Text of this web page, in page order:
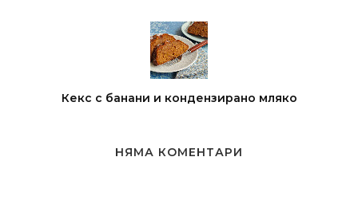
Кекс с банани и кондензирано мляко
НЯМА КОМЕНТАРИ